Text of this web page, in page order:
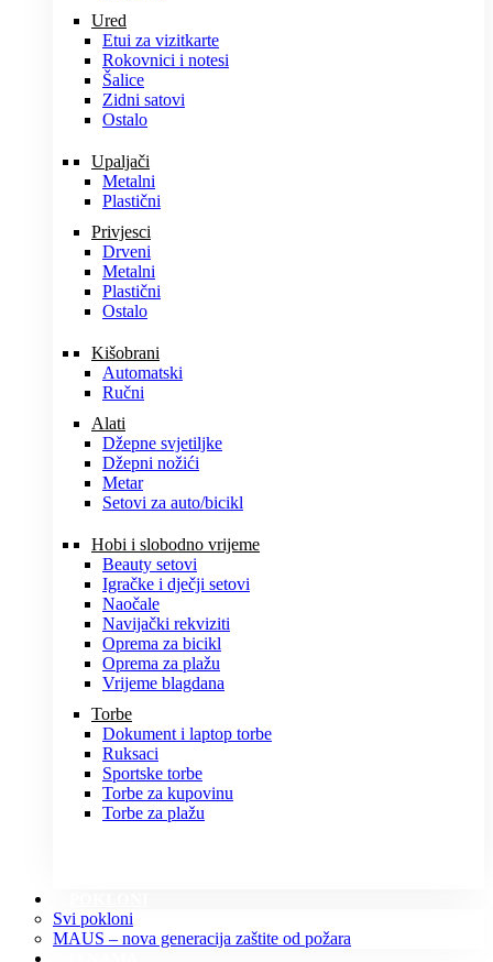
Ured
Etui za vizitkarte
Rokovnici i notesi
Šalice
Zidni satovi
Ostalo
Upaljači
Metalni
Plastični
Privjesci
Drveni
Metalni
Plastični
Ostalo
Kišobrani
Automatski
Ručni
Alati
Džepne svjetiljke
Džepni nožići
Metar
Setovi za auto/bicikl
Hobi i slobodno vrijeme
Beauty setovi
Igračke i dječji setovi
Naočale
Navijački rekviziti
Oprema za bicikl
Oprema za plažu
Vrijeme blagdana
Torbe
Dokument i laptop torbe
Ruksaci
Sportske torbe
Torbe za kupovinu
Torbe za plažu
Svi pokloni
MAUS – nova generacija zaštite od požara